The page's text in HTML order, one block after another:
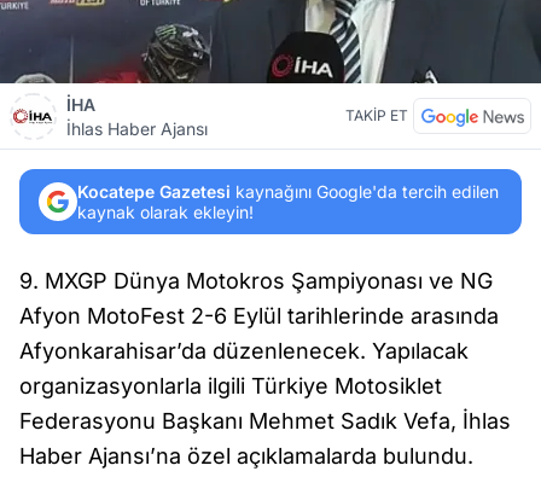
İHA
İhlas Haber Ajansı
TAKİP ET
Kocatepe Gazetesi kaynağını Google'da tercih edilen
kaynak olarak ekleyin!
9. MXGP Dünya Motokros Şampiyonası ve NG
Afyon MotoFest 2-6 Eylül tarihlerinde arasında
Afyonkarahisar’da düzenlenecek. Yapılacak
organizasyonlarla ilgili Türkiye Motosiklet
Federasyonu Başkanı Mehmet Sadık Vefa, İhlas
Haber Ajansı’na özel açıklamalarda bulundu.